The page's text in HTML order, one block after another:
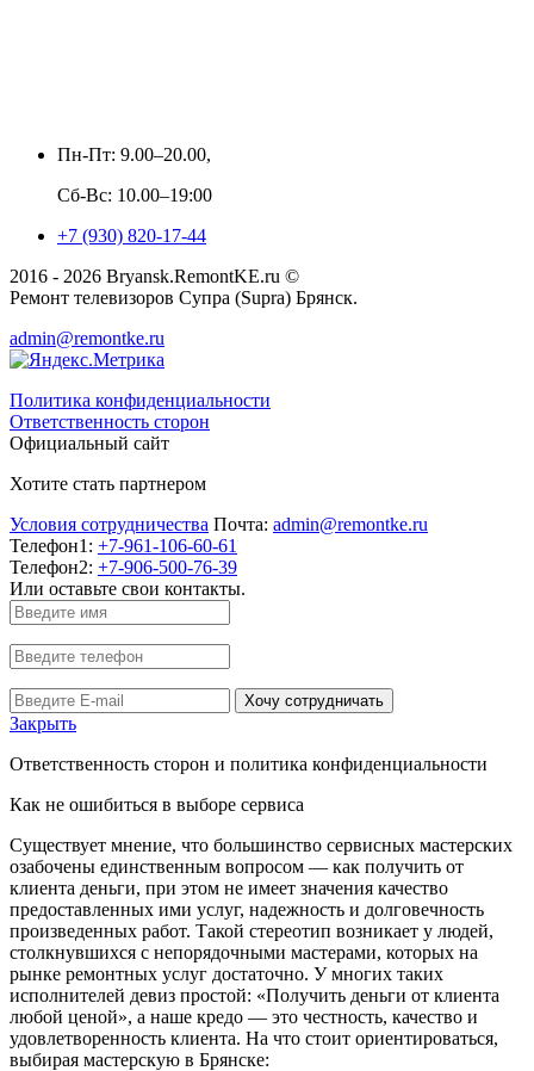
Пн-Пт: 9.00–20.00,
Сб-Вс: 10.00–19:00
+7 (930) 820-17-44
2016 - 2026 Bryansk.RemontKE.ru ©
Ремонт телевизоров Супра (Supra) Брянск.
admin@remontke.ru
Политика конфиденциальности
Ответственность сторон
Официальный сайт
Хотите стать партнером
Условия сотрудничества Почта: admin@remontke.ru
Телефон1: +7-961-106-60-61
Телефон2: +7-906-500-76-39
Или оставьте свои контакты.
Хочу сотрудничать
Закрыть
Ответственность сторон и политика конфиденциальности
Как не ошибиться в выборе сервиса
Существует мнение, что большинство сервисных мастерских
озабочены единственным вопросом — как получить от
клиента деньги, при этом не имеет значения качество
предоставленных ими услуг, надежность и долговечность
произведенных работ. Такой стереотип возникает у людей,
столкнувшихся с непорядочными мастерами, которых на
рынке ремонтных услуг достаточно. У многих таких
исполнителей девиз простой: «Получить деньги от клиента
любой ценой», а наше кредо — это честность, качество и
удовлетворенность клиента. На что стоит ориентироваться,
выбирая мастерскую в Брянске: